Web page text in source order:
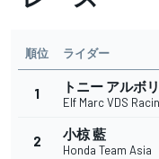
順位 ライダー
1 トニー アルボ
Elf Marc VDS
2 小椋 藍
Honda Team Asia